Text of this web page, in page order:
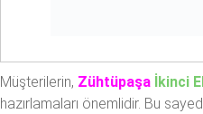
Müşterilerin, Zühtüpaşa İkinci
hazırlamaları önemlidir. Bu